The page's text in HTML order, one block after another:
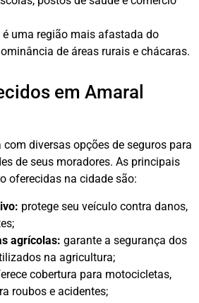
é uma região mais afastada do
de áreas rurais e chácaras.
em Amaral
diversas opções de seguros para
de seus moradores. As principais
oferecidas na cidade são:
protege seu veículo contra danos,
agrícolas: garante a segurança dos
na agricultura;
cobertura para motocicletas,
roubos e acidentes;